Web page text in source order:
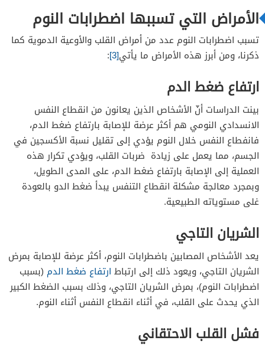
الأمراض التي تسببها اضطرابات النوم
تسبب اضطرابات النوم عدد من أمراض القلب والأوعية الدموية كما
ذكرنا، ومن أبرز هذه الأمراض ما يأتي[3]
:
ارتفاع ضغط الدم
بينت الدراسات أنّ الأشخاص الذين يعانون من انقطاع النفس
الانسدادي النومي هم أكثر عرضة للإصابة بارتفاع ضغط الدم،
فانفطاع النفس خلال النوم يؤدي إلى تقليل نسبة الأكسجين في
الجسم، مما يعمل على زيادة ضربات القلب، ويؤدي تكرار هذه
العملية إلى الإصابة بارتفاع ضغط الدم، على المدى الطويل،
وبمجرد معالجة مشكلة انقطاع التنفس يبدأ ضغط الدو بالعودة
غلى مستوياته الطبيعية.
الشريان التاجي
يعد الأشخاص المصابين باضطرابات النوم، أكثر عرضة للإصابة بمرض
الشريان التاجي، ويعود ذلك إلى ارتباط ارتفاع ضغط الدم (بسبب
اضطرابات النوم)، بمرض الشريان التاجي، وذلك بسبب الضغط الكبير
الذي يحدث على القلب، في أثناء انقطاع النفس أثناء النوم.
فشل القلب الاحتقاني